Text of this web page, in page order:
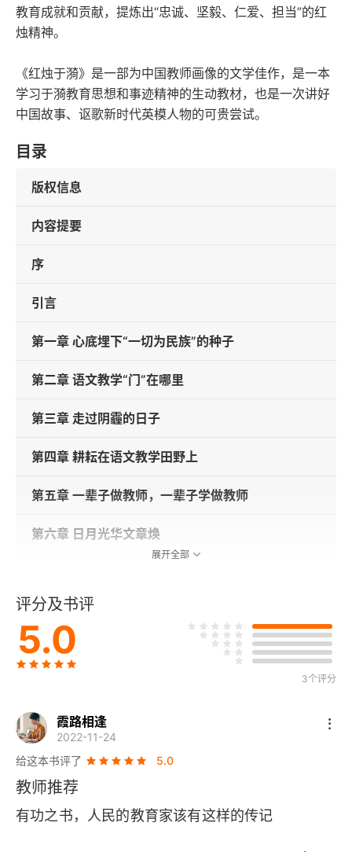
教育成就和贡献，提炼出“忠诚、坚毅、仁爱、担当”的红
烛精神。
《红烛于漪》是一部为中国教师画像的文学佳作，是一本
学习于漪教育思想和事迹精神的生动教材，也是一次讲好
中国故事、讴歌新时代英模人物的可贵尝试。
目录
版权信息
内容提要
序
引言
第一章 心底埋下“一切为民族”的种子
第二章 语文教学“门”在哪里
第三章 走过阴霾的日子
第四章 耕耘在语文教学田野上
第五章 一辈子做教师，一辈子学做教师
第六章 日月光华文章焕
第八章 珍爱学生，因材施教
第九章 党员·校长·代表·导师
尾声
于漪大事年表
展开全部
评分及书评
5.0
3个评分
霞路相逢
2022-11-24
给这本书评了
5.0
教师推荐
有功之书，人民的教育家该有这样的传记